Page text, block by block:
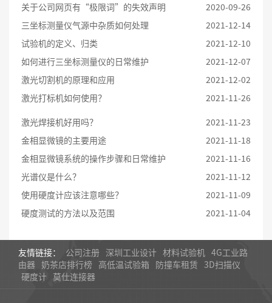
关于公司网页有“极限词”的失效声明
2020-09-26
三坐标测量仪气源中杂质如何处理
2021-12-14
试验机的定义、归类
2021-12-10
如何进行三坐标测量仪的日常维护
2021-12-07
激光切割机的原理和应用
2021-12-02
激光打标机如何使用？
2021-11-26
激光焊接机好用吗？
2021-11-23
金相显微镜的主要用途
2021-11-18
金相显微镜系统的操作步骤和日常维护
2021-11-16
光谱仪是什么？
2021-11-12
使用硬度计应该注意哪些？
2021-11-09
硬度测试的方法以及范围
2021-11-04
友情链接： 公司注册 深圳工业设计 材料试验机 4G工业路
由器 奶茶店排行榜 高低温试验箱 防撞车租赁 3D扫描仪
硬度计 莫仕连接器